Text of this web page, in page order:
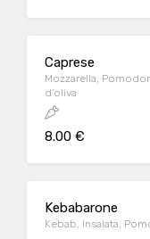
Caprese
Mozzarella,
d'oliva
8.00 €
Kebabarone
Kebab, Insalata,